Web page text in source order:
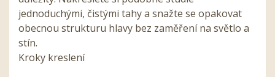
jednoduchými, čistými tahy a snažte se opakovat
obecnou strukturu hlavy bez zaměření na světlo a
stín.
Kroky kreslení